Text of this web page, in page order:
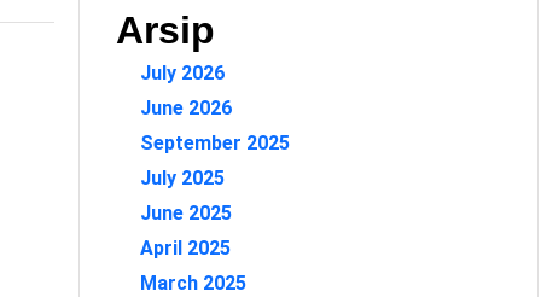
Arsip
July 2026
June 2026
September 2025
July 2025
June 2025
April 2025
March 2025